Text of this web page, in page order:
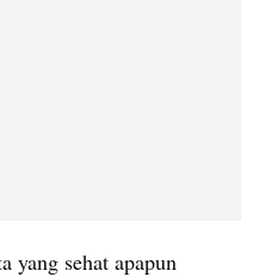
yang sehat apapun